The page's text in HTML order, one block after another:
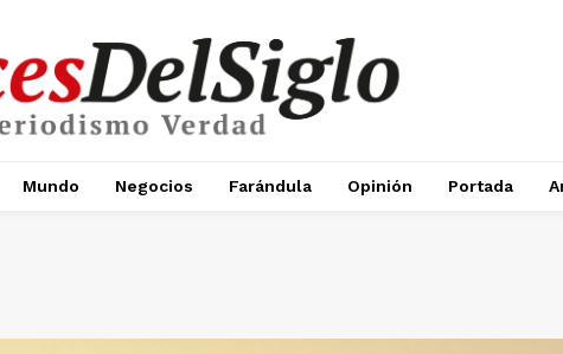
Mundo Negocios Farándula Opinión Portada